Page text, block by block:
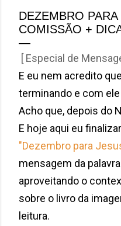
DEZEMBRO
COMISSÃO +
[ Especial de
E eu nem acredito que
terminando e com ele
Acho que, depois do
E hoje aqui eu
"Dezembro para
mensagem da
aproveitando o
sobre o livro da
leitura.